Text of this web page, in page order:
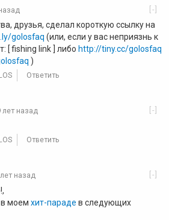
[-]
друзья, сделал короткую ссылку на
golosfaq (или, если у вас неприязнь к
[ fishing link ] либо http://tiny.cc/golosfaq
)
Ответить
[-]
лет назад
Ответить
[-]
назад
в моем хит-параде в следующих